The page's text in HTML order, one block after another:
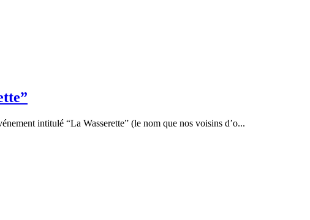
intitulé “La Wasserette” (le nom que nos voisins d’o...